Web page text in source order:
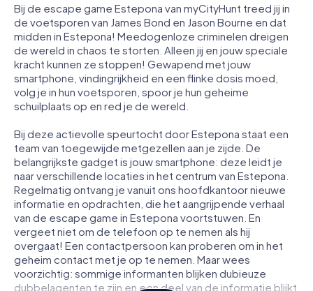
Bij de escape game Estepona van myCityHunt treed jij in
de voetsporen van James Bond en Jason Bourne en dat
midden in Estepona! Meedogenloze criminelen dreigen
de wereld in chaos te storten. Alleen jij en jouw speciale
kracht kunnen ze stoppen! Gewapend met jouw
smartphone, vindingrijkheid en een flinke dosis moed,
volg je in hun voetsporen, spoor je hun geheime
schuilplaats op en red je de wereld.
Bij deze actievolle speurtocht door Estepona staat een
team van toegewijde metgezellen aan je zijde. De
belangrijkste gadget is jouw smartphone: deze leidt je
naar verschillende locaties in het centrum van Estepona.
Regelmatig ontvang je vanuit ons hoofdkantoor nieuwe
informatie en opdrachten, die het aangrijpende verhaal
van de escape game in Estepona voortstuwen. En
vergeet niet om de telefoon op te nemen als hij
overgaat! Een contactpersoon kan proberen om in het
geheim contact met je op te nemen. Maar wees
voorzichtig: sommige informanten blijken dubieuze
dubbelagenten te zijn en een deel van de informatie blijkt